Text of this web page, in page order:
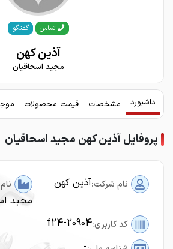
تماس گفتگو
آذین کهن
مجید اسحاقیان
داشبورد مشخصات قیمت محصولات
پروفایل آذین کهن مجید اسحاقیان
نام شرکت:آذین کهن
مجید
کد کاربری:f24-20904